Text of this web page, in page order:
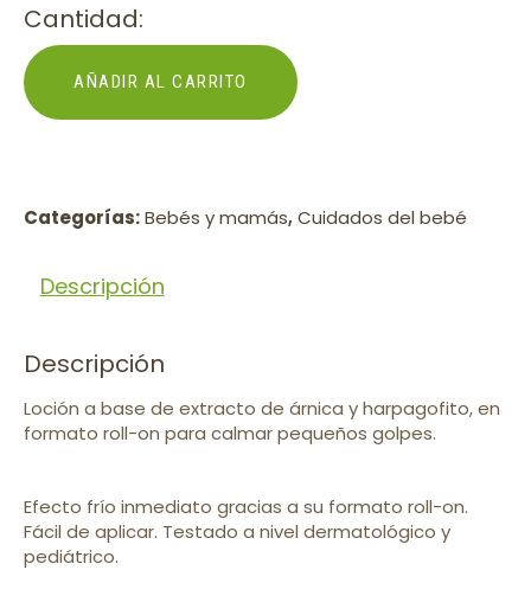
Cantidad:
AÑADIR AL CARRITO
Categorías:Bebés y mamás,Cuidados del bebé
Descripción
Descripción
Loción a base de extracto de árnica y harpagofito, en
formato roll-on para calmar pequeños golpes.
Efecto frío inmediato gracias a su formato roll-on.
Fácil de aplicar. Testado a nivel dermatológico y
pediátrico.